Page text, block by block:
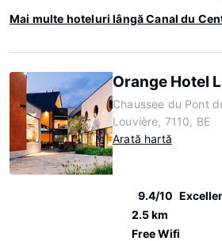
Mai multe hoteluri lângă Canal du
Orange Hotel
Chaussee du Pont
Louvière, 7110, BE
Arată hartă
9.4/10
2.5 km
Free Wifi